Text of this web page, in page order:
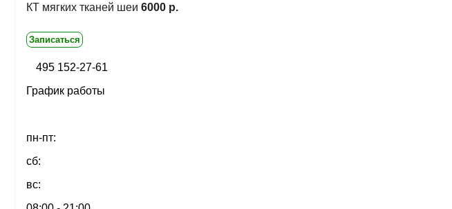
КТ мягких тканей шеи 6000 р.
Записаться
495 152-27-61
График работы
пн-пт:
сб:
вс: